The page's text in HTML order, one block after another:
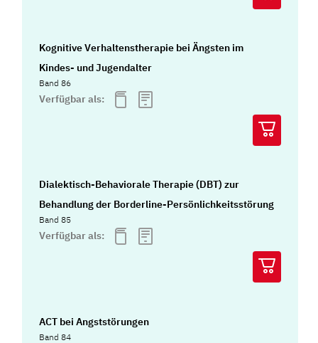
Kognitive Verhaltenstherapie bei Ängsten im
Kindes- und Jugendalter
Band 86
Verfügbar als:
Dialektisch-Behaviorale Therapie (DBT) zur
Behandlung der Borderline-Persönlichkeitsstörung
Band 85
Verfügbar als:
ACT bei Angststörungen
Band 84